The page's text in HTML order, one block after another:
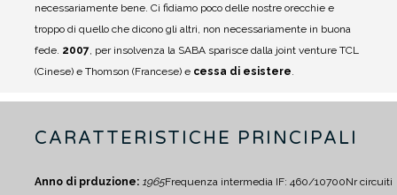
necessariamente bene. Ci fidiamo poco delle nostre orecchie e
troppo di quello che dicono gli altri, non necessariamente in buona
fede. 2007 , per insolvenza la SABA sparisce dalla joint venture TCL
(Cinese) e Thomson (Francese) e cessa di esistere
CARATTERISTICHE PRINCIPALI
Anno di prduzione: 1965Frequenza intermedia IF: 460/10700Nr circuiti